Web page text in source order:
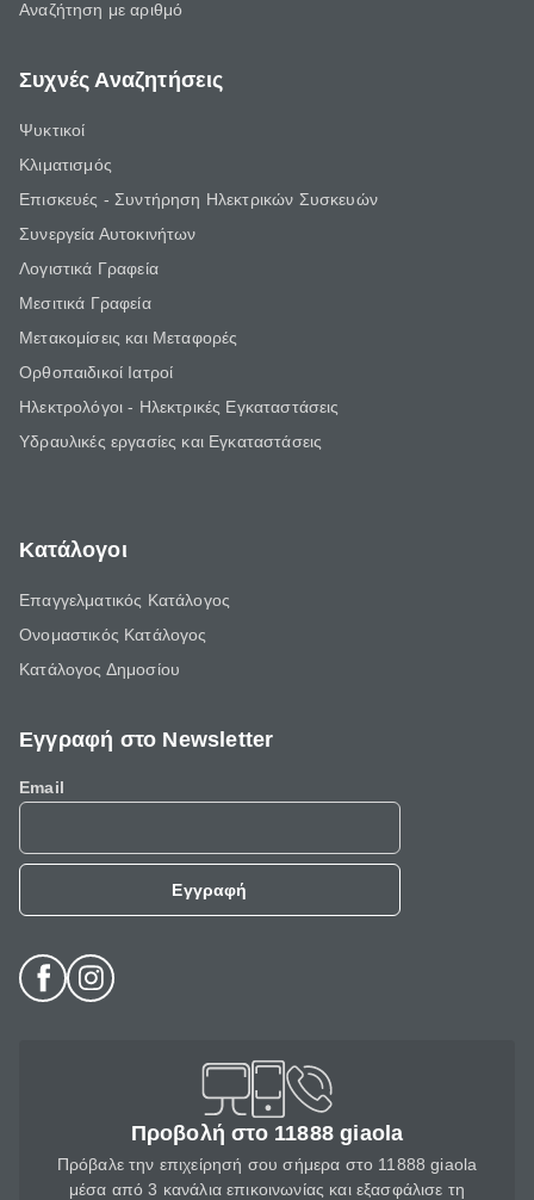
Αναζήτηση με αριθμό
Συχνές Αναζητήσεις
Ψυκτικοί
Κλιματισμός
Επισκευές - Συντήρηση Ηλεκτρικών Συσκευών
Συνεργεία Αυτοκινήτων
Λογιστικά Γραφεία
Μεσιτικά Γραφεία
Μετακομίσεις και Μεταφορές
Ορθοπαιδικοί Ιατροί
Ηλεκτρολόγοι - Ηλεκτρικές Εγκαταστάσεις
Υδραυλικές εργασίες και Εγκαταστάσεις
Κατάλογοι
Επαγγελματικός Κατάλογος
Ονομαστικός Κατάλογος
Κατάλογος Δημοσίου
Εγγραφή στο Newsletter
Email
Εγγραφή
Προβολή στο 11888 giaola
Πρόβαλε την επιχείρησή σου σήμερα στο 11888 giaola
μέσα από 3 κανάλια επικοινωνίας και εξασφάλισε τη